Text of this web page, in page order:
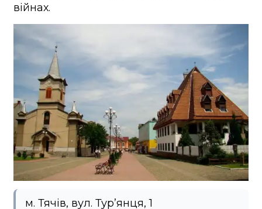
війнах.
м. Тячів, вул. Тур’янця, 1